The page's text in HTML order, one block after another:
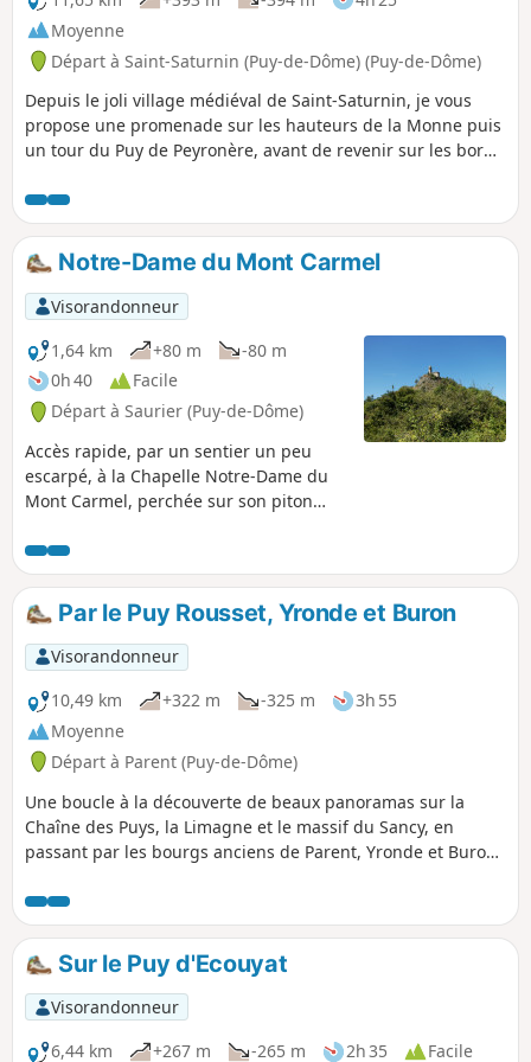
Moyenne
Départ à Saint-Saturnin (Puy-de-Dôme) (Puy-de-Dôme)
Depuis le joli village médiéval de Saint-Saturnin, je vous
propose une promenade sur les hauteurs de la Monne puis
un tour du Puy de Peyronère, avant de revenir sur les bords
Notre-Dame du Mont Carmel
Visorandonneur
1,64 km
+80 m
-80 m
0h 40
Facile
Départ à Saurier (Puy-de-Dôme)
Accès rapide, par un sentier un peu
escarpé, à la Chapelle Notre-Dame du
Mont Carmel, perchée sur son piton
d'accéder à un magnifique panorama à
360°.
Par le Puy Rousset, Yronde et Buron
Visorandonneur
10,49 km
+322 m -325 m
3h 55
Moyenne
Départ à Parent (Puy-de-Dôme)
Une boucle à la découverte de beaux panoramas sur la
Chaîne des Puys, la Limagne et le massif du Sancy, en
passant par les bourgs anciens de Parent, Yronde et Buron.
nous y sommes passé), la motte basaltique de l'ancien
château féodal de Buron appelée Citadelle de Buron, des
fontaines, des lavoirs, un habitat traditionnel.
Sur le Puy d'Ecouyat
Visorandonneur
6,44 km
+267 m -265 m 2h 35 Facile